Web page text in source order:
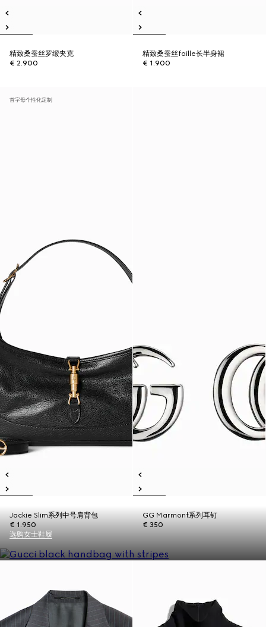
精致桑蚕丝罗缎夹克
€ 2.900
精致桑蚕丝faille长半身裙
€ 1.900
首字母个性化定制
Jackie Slim系列中号肩背包
€ 1.950
GG Marmont系列耳钉
€ 350
选购女士鞋履